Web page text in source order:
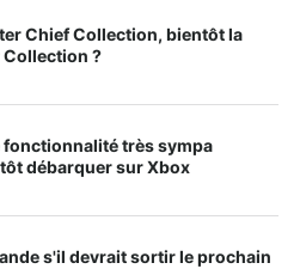
Chief Collection, bientôt la
Collection ?
fonctionnalité très sympa
débarquer sur Xbox
s'il devrait sortir le prochain